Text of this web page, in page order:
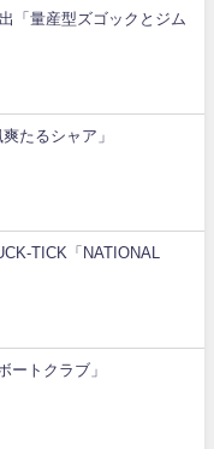
「量産型ズゴックとジム
たるシャア」
TICK「NATIONAL
ートクラブ」